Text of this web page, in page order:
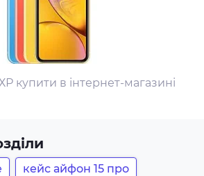
купити в інтернет-магазині
кейс айфон 15 про